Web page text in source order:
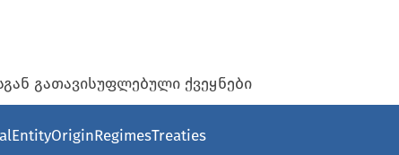
გათავისუფლებული ქვეყნები